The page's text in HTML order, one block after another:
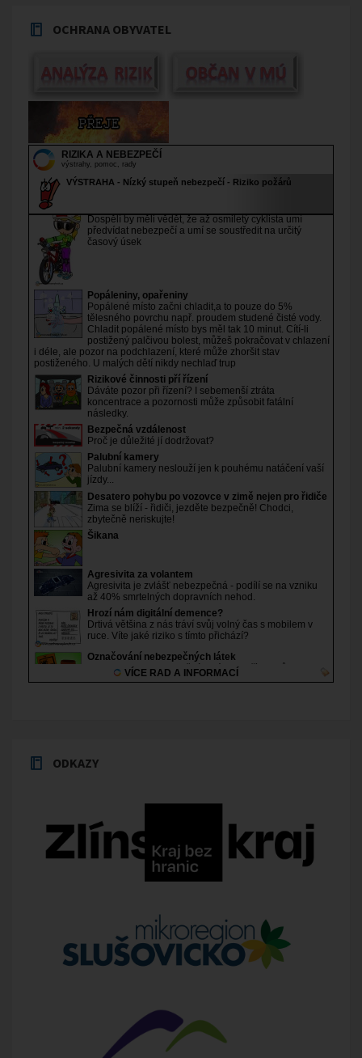
OCHRANA OBYVATEL
ODKAZY